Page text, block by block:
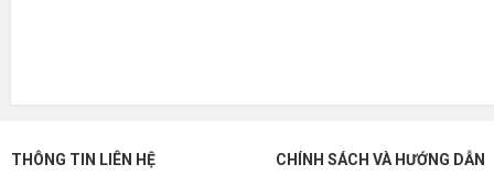
THÔNG TIN LIÊN HỆ
CHÍNH SÁCH VÀ HƯỚNG DẪN